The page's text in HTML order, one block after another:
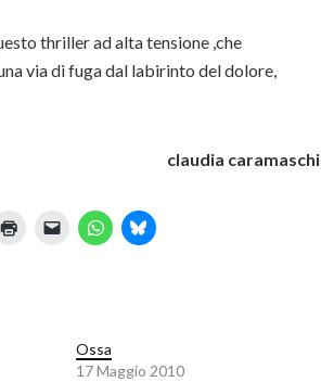
thriller ad alta tensione ,che
via di fuga dal labirinto del dolore,
claudia caramaschi
Ossa
17 Maggio 2010